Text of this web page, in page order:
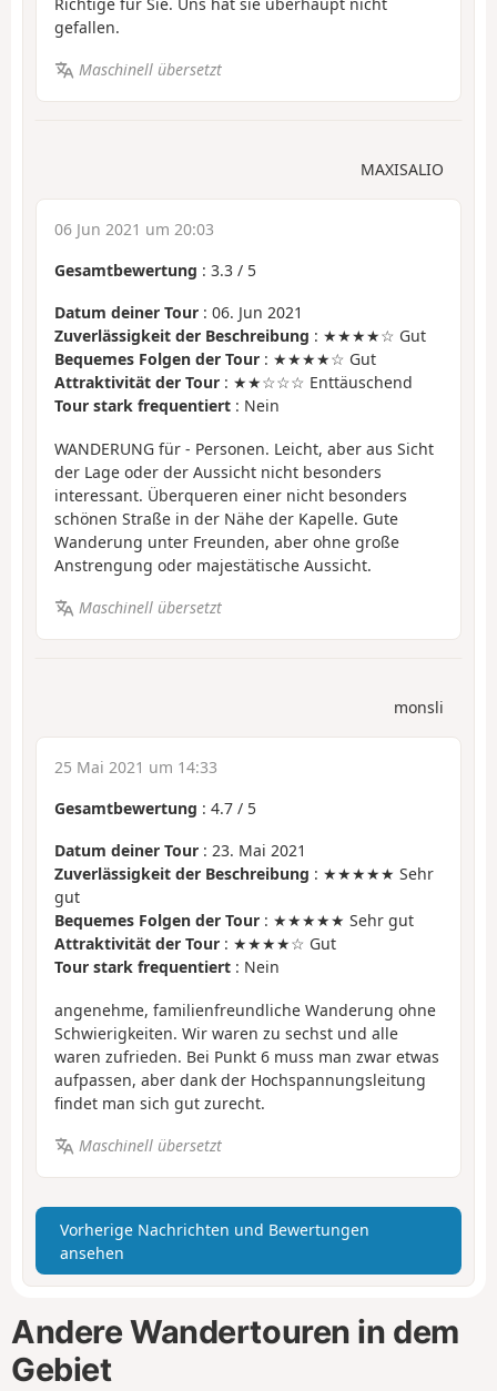
gefallen.
Maschinell übersetzt
MAXISALIO
06 Jun 2021 um 20:03
Gesamtbewertung : 3.3 / 5
Datum deiner Tour : 06. Jun 2021
Zuverlässigkeit der Beschreibung : ★★★★☆ Gut
Bequemes Folgen der Tour : ★★★★☆ Gut
Attraktivität der Tour : ★★☆☆☆ Enttäuschend
Tour stark frequentiert : Nein
WANDERUNG für - Personen. Leicht, aber aus Sicht
der Lage oder der Aussicht nicht besonders
interessant. Überqueren einer nicht besonders
schönen Straße in der Nähe der Kapelle. Gute
Wanderung unter Freunden, aber ohne große
Anstrengung oder majestätische Aussicht.
Maschinell übersetzt
monsli
25 Mai 2021 um 14:33
Gesamtbewertung : 4.7 / 5
Datum deiner Tour : 23. Mai 2021
Zuverlässigkeit der Beschreibung : ★★★★★ Sehr
gut
Bequemes Folgen der Tour : ★★★★★ Sehr gut
Attraktivität der Tour : ★★★★☆ Gut
Tour stark frequentiert : Nein
angenehme, familienfreundliche Wanderung ohne
Schwierigkeiten. Wir waren zu sechst und alle
waren zufrieden. Bei Punkt 6 muss man zwar etwas
aufpassen, aber dank der Hochspannungsleitung
findet man sich gut zurecht.
Maschinell übersetzt
Vorherige Nachrichten und Bewertungen
ansehen
Andere Wandertouren in dem
Gebiet